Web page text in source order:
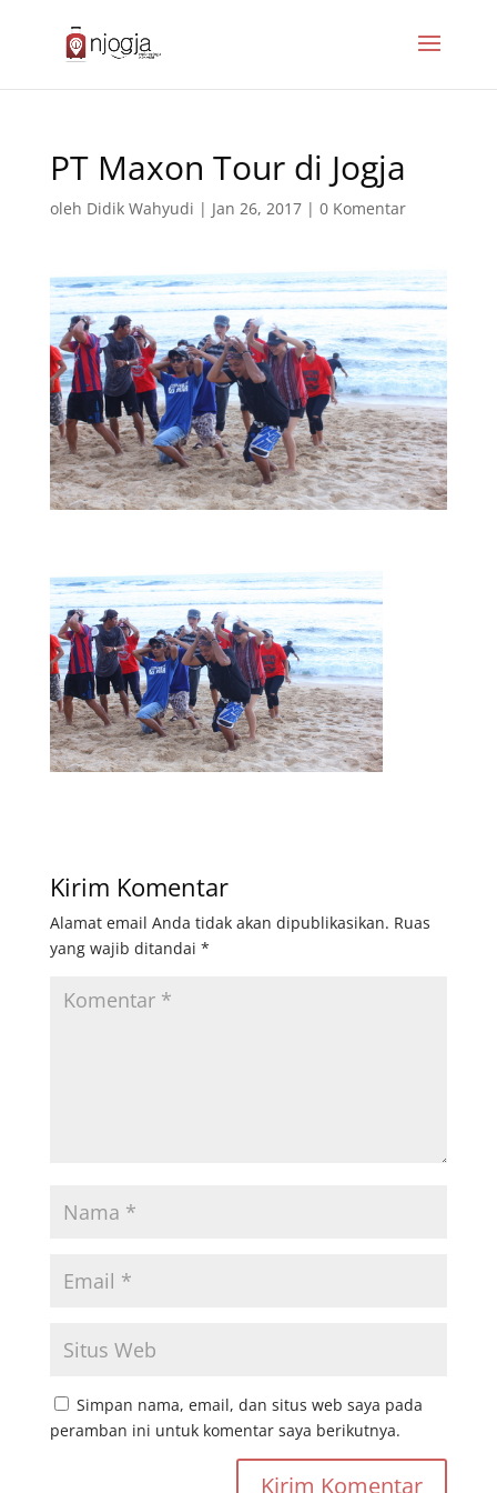
PT Maxon Tour di Jogja
oleh Didik Wahyudi | Jan 26, 2017| 0 Komentar
Kirim Komentar
Alamat email Anda tidak akan dipublikasikan. Ruas
yang wajib ditandai *
Simpan nama, email, dan situs web saya pada
peramban ini untuk komentar saya berikutnya.